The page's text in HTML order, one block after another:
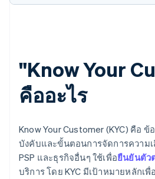
"Know Your
คืออะไร
Know Your Customer (KYC) คือ
บังคับและขั้นตอนการจัดการความเ
PSP และธุรกิจอื่นๆ ใช้เพื่อยืนยันตัว
บริการ โดย KYC มีเป้าหมายหลักเ